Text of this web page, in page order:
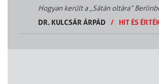
Hogyan került a „Sátán oltára”
DR. KULCSÁR ÁRPÁD
/ HIT ÉS